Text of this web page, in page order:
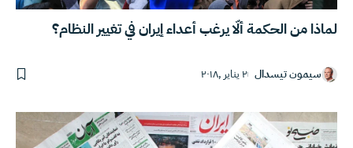
لماذا من الحكمة ألّا يرغب أعداء إيران في تغيير النظام؟
سيمون تيسدال ٢ يناير ,٢٠١٨